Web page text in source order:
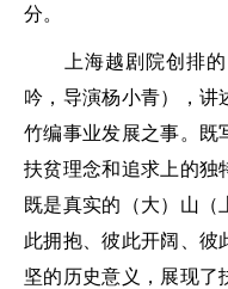
分。
上海越剧院创排的
吟，导演杨小青），讲
竹编事业发展之事。既
扶贫理念和追求上的独
既是真实的（大）山（
此拥抱、彼此开阔、彼
坚的历史意义，展现了